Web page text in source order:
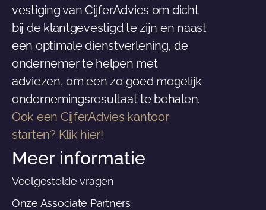
vestiging van CijferAdvies om dicht
bij de klantgevestigd te zijn en naast
een optimale dienstverlening, de
ondernemer te helpen met
adviezen, om een zo goed mogelijk
ondernemingsresultaat te behalen.
Ook een CijferAdvies kantoor
starten? Klik hier!
Meer informatie
Veelgestelde vragen
Onze Associate Partners